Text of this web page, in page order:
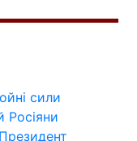
сили
Росіяни
Президент